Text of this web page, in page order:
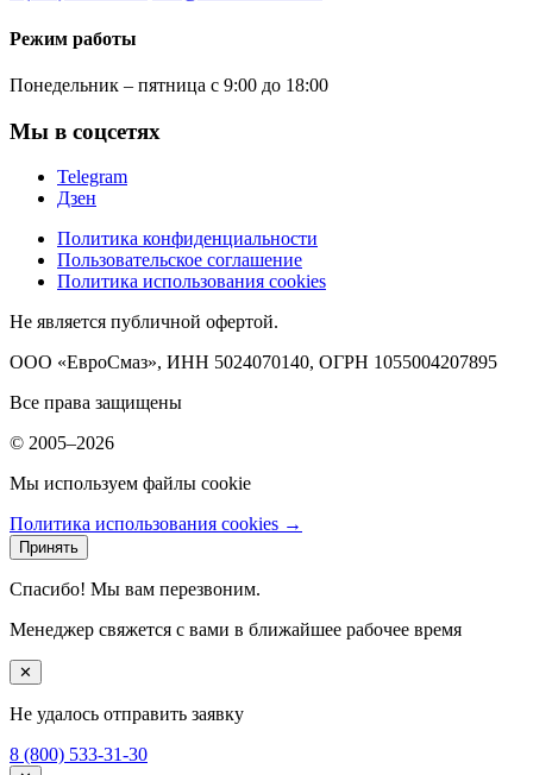
Режим работы
Понедельник – пятница с 9:00 до 18:00
Мы в соцсетях
Telegram
Дзен
Политика конфиденциальности
Пользовательское соглашение
Политика использования cookies
Не является публичной офертой.
ООО «ЕвроСмаз», ИНН 5024070140, ОГРН 1055004207895
Все права защищены
© 2005–2026
Мы используем файлы cookie
Политика использования cookies →
Принять
Спасибо! Мы вам перезвоним.
Менеджер свяжется с вами в ближайшее рабочее время
✕
Не удалось отправить заявку
8 (800) 533-31-30